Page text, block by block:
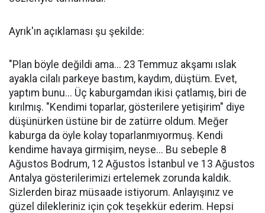
Ayrık'ın açıklaması şu şekilde:
"Plan böyle değildi ama... 23 Temmuz akşamı ıslak
ayakla cilalı parkeye bastım, kaydım, düştüm. Evet,
yaptım bunu... Üç kaburgamdan ikisi çatlamış, biri de
kırılmış. "Kendimi toparlar, gösterilere yetişirim" diye
düşünürken üstüne bir de zatürre oldum. Meğer
kaburga da öyle kolay toparlanmıyormuş. Kendi
kendime havaya girmişim, neyse... Bu sebeple 8
Ağustos Bodrum, 12 Ağustos İstanbul ve 13 Ağustos
Antalya gösterilerimizi ertelemek zorunda kaldık.
Sizlerden biraz müsaade istiyorum. Anlayışınız ve
güzel dilekleriniz için çok teşekkür ederim. Hepsi